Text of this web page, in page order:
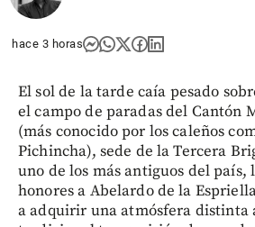
hace 3 horas
El sol de la tarde caía pesado
el campo de paradas del Cantón
(más conocido por los caleños
Pichincha), sede de la Tercera
uno de los más antiguos del país,
honores a Abelardo de la
a adquirir una atmósfera distinta